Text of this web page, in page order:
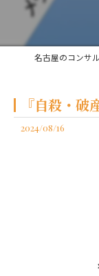
『自殺・破
2024/08/16